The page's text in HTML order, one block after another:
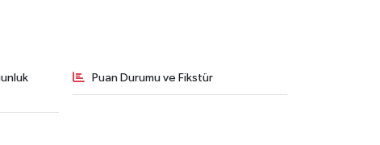
Puan Durumu ve Fikstür